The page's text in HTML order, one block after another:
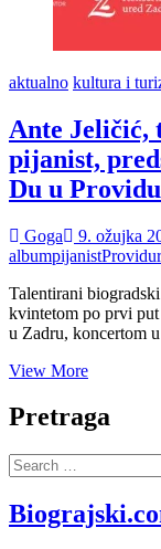
aktualno kultura i
Ante Jeličić,
pijanist,
Du u
Goga 9. ožujka
albumpijanist
Talentirani
kvintetom po prvi
u Zadru, koncertom
View MoreAnte
talentirani
biogradski
će
svoj
Pretraga
Search
…